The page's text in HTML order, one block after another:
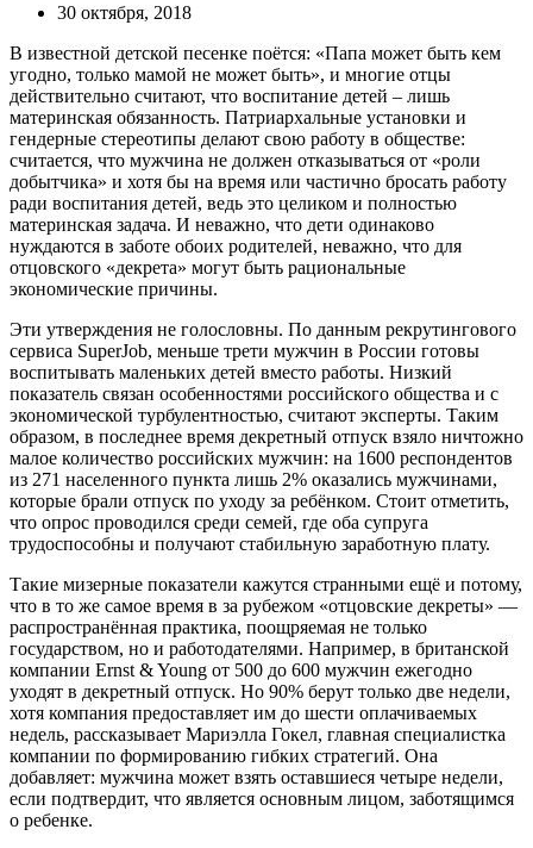
30 октября, 2018
В известной детской песенке поётся: «Папа может быть кем
угодно, только мамой не может быть», и многие отцы
действительно считают, что воспитание детей – лишь
материнская обязанность. Патриархальные установки и
гендерные стереотипы делают свою работу в обществе:
считается, что мужчина не должен отказываться от «роли
добытчика» и хотя бы на время или частично бросать работу
ради воспитания детей, ведь это целиком и полностью
материнская задача. И неважно, что дети одинаково
нуждаются в заботе обоих родителей, неважно, что для
отцовского «декрета» могут быть рациональные
экономические причины.
Эти утверждения не голословны. По данным рекрутингового
сервиса SuperJob, меньше трети мужчин в России готовы
воспитывать маленьких детей вместо работы. Низкий
показатель связан особенностями российского общества и с
экономической турбулентностью, считают эксперты. Таким
образом, в последнее время декретный отпуск взяло ничтожно
малое количество российских мужчин: на 1600 респондентов
из 271 населенного пункта лишь 2% оказались мужчинами,
которые брали отпуск по уходу за ребёнком. Стоит отметить,
что опрос проводился среди семей, где оба супруга
трудоспособны и получают стабильную заработную плату.
Такие мизерные показатели кажутся странными ещё и потому,
что в то же самое время в за рубежом «отцовские декреты» —
распространённая практика, поощряемая не только
государством, но и работодателями. Например, в британской
компании Ernst & Young от 500 до 600 мужчин ежегодно
уходят в декретный отпуск. Но 90% берут только две недели,
хотя компания предоставляет им до шести оплачиваемых
недель, рассказывает Мариэлла Гокел, главная специалистка
компании по формированию гибких стратегий. Она
добавляет: мужчина может взять оставшиеся четыре недели,
если подтвердит, что является основным лицом, заботящимся
о ребенке.